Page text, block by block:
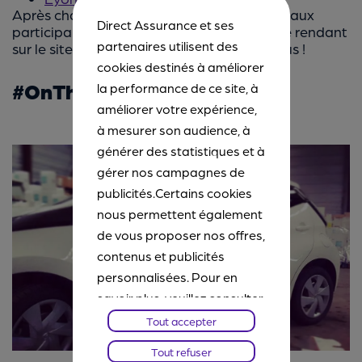
Après chaque participation, il est proposé aux
participants de multiplier leur chance en se rendant
sur le site de YouDrive. Bonne chance à tous !
#OnTheRoad – En images
Direct Assurance et ses
partenaires utilisent des
cookies destinés à améliorer
la performance de ce site, à
améliorer votre expérience,
à mesurer son audience, à
générer des statistiques et à
gérer nos campagnes de
publicités.Certains cookies
nous permettent également
de vous proposer nos offres,
contenus et publicités
personnalisées. Pour en
savoir plus, veuillez consulter
notre
Chartes Cookies
. Vous
pourrez à tout moment
Tout accepter
Tout refuser